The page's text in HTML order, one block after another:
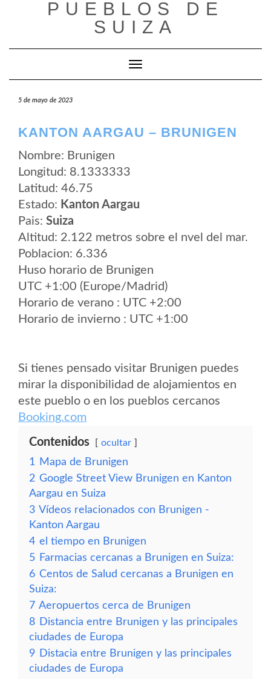
PUEBLOS DE
SUIZA
Cambiar modo de navegación
5 de mayo de 2023
KANTON AARGAU – BRUNIGEN
Nombre: Brunigen
Longitud: 8.1333333
Latitud: 46.75
Estado: Kanton Aargau
Pais: Suiza
Altitud: 2.122 metros sobre el nvel del mar.
Poblacion: 6.336
Huso horario de Brunigen
UTC +1:00 (Europe/Madrid)
Horario de verano : UTC +2:00
Horario de invierno : UTC +1:00
Si tienes pensado visitar Brunigen puedes
mirar la disponibilidad de alojamientos en
este pueblo o en los pueblos cercanos
Booking.com
Contenidos ocultar
1
Mapa de Brunigen
2 Google Street View Brunigen en Kanton
Aargau en Suiza
3 Vídeos relacionados con Brunigen -
Kanton Aargau
4 el tiempo en Brunigen
5 Farmacias cercanas a Brunigen en Suiza:
6 Centos de Salud cercanas a Brunigen en
Suiza:
7 Aeropuertos cerca de Brunigen
8 Distancia entre Brunigen y las principales
ciudades de Europa
9 Distacia entre Brunigen y las principales
ciudades de Europa